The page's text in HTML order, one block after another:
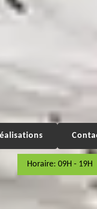
Horaire: 09H - 19H